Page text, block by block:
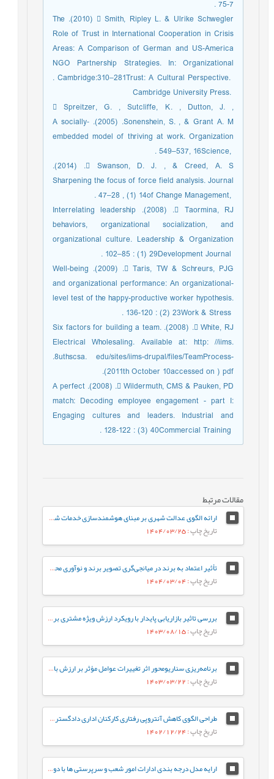
 Smith, Ripley L. & Ulrike Schwegler (‎‏2010‏‎). The
Role of Trust in International ‎Cooperation in Crisis
Areas: A Comparison of German and US-America
NGO ‎Partnership Strategies. In: Organizational
Trust: A Cultural Perspective. ‎‏281‏‎‒‎‏310‏‎. ‎Cambridge:
Cambridge University Press. ‎
 Spreitzer, G. , Sutcliffe, K. , Dutton, J. ,
Sonenshein, S. , & Grant A. M. (‎‏2005‏‎). A ‎socially‐
embedded model of thriving at work. Organization
Science, ‎‏16‏‎, ‎‏537‏‎–‎‏549‏‎. ‎
 Swanson, D. J. , & Creed, A. S. (‎‏2014‏‎).
Sharpening the focus of force field analysis. ‎Journal
of Change Management, ‎‏14‏‎ (‎‏1‏‎) , ‎‏28‏‎–‎‏47‏‎. ‎
 Taormina, RJ. (‎‏2008‏‎). Interrelating leadership
behaviors, organizational socialization, ‎and
organizational culture. Leadership & Organization
Development Journal ‎‏29‏‎ (‎‏1‏‎) : ‎‏85‏‎–‎‏102‏‎. ‎
 Taris, TW & Schreurs, PJG. (‎‏2009‏‎). Well-being
and organizational performance: An ‎organizational-
level test of the happy-productive worker hypothesis.
Work & Stress ‎‏23‏‎ ‎‎(‎‏2‏‎) : ‎‏120‏‎-‎‏136‏‎. ‎
 White, RJ. (‎‏2008‏‎). Six factors for building a team.
Electrical Wholesaling. Available at: ‎http: //iims.
uthscsa. edu/sites/iims-drupal/files/TeamProcess-‎‏8‏‎.
pdf (accessed on ‎‏10‏th ‎October ‎‏2011‏‎). ‎
 Wildermuth, CMS & Pauken, PD. (‎‏2008‏‎). A perfect
match: Decoding employee ‎engagement - part I:
Engaging cultures and leaders. Industrial and
Commercial Training ‎‏40‏‎ (‎‏3‏‎) : ‎‏122‏‎-‎‏128‏‎. ‎
مقالات مرتبط
ارائه الگوی عدالت شهری بر مبنای هوشمندسازی خدمات شهری درکلان شهرهای ایران
تاریخ چاپ: 1404/03/25
تأثیر اعتماد به برند در میانجی‌گری تصویر برند و نوآوری محصول بر وفاداری مصرف کننده
تاریخ چاپ: 1404/03/04
بررسی تاثیر بازاریابی پایدار با رویکرد ارزش ویژه مشتری بر رفتار مشتری و عملکرد سازمان (مورد مطالعه شرکت¬های شوینده ایران)
تاریخ چاپ: 1403/08/15
برنامه‌ریزی سناریومحور اثر تغییرات عوامل مؤثر بر ارزش بازار فولاد با استفاده از رویکرد پویایی‌شناسی سیستم در شرکت معدنی و صنعتی چادرملو اردکان یزد
تاریخ چاپ: 1403/03/22
طراحی الگوی کاهش آنتروپی رفتاری کارکنان اداری دادگستری با تمرکز بر مدل سه شاخگی
تاریخ چاپ: 1402/12/24
ارایه مدل درجه بندی ادارات امور شعب و سرپرستی ها با دو رویکرد بانکداری نوین و ادغام شعب با استفاده ازAHP و DEA